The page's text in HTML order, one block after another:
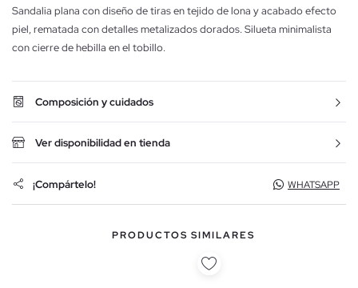
Sandalia plana con diseño de tiras en tejido de lona y acabado efecto
piel, rematada con detalles metalizados dorados. Silueta minimalista
con cierre de hebilla en el tobillo.
Composición y cuidados
Ver disponibilidad en tienda
¡Compártelo! WHATSAPP
PRODUCTOS SIMILARES